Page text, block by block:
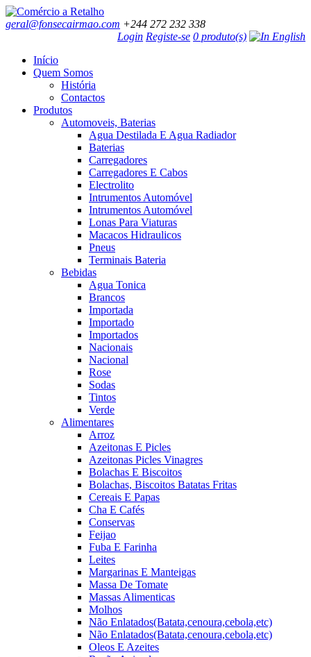
geral@fonsecairmao.com +244 272 232 338
Login Registe-se 0 produto(s)
Início
Quem Somos
História
Contactos
Produtos
Automoveis, Baterias
Agua Destilada E Agua Radiador
Baterias
Carregadores
Carregadores E Cabos
Electrolito
Intrumentos Automóvel
Intrumentos Automóvel
Lonas Para Viaturas
Macacos Hidraulicos
Pneus
Terminais Bateria
Bebidas
Agua Tonica
Brancos
Importada
Importado
Importados
Nacionais
Nacional
Rose
Sodas
Tintos
Verde
Alimentares
Arroz
Azeitonas E Picles
Azeitonas Picles Vinagres
Bolachas E Biscoitos
Bolachas, Biscoitos Batatas Fritas
Cereais E Papas
Cha E Cafés
Conservas
Feijao
Fuba E Farinha
Leites
Margarinas E Manteigas
Massa De Tomate
Massas Alimenticas
Molhos
Não Enlatados(Batata,cenoura,cebola,etc)
Não Enlatados(Batata,cenoura,cebola,etc)
Oleos E Azeites